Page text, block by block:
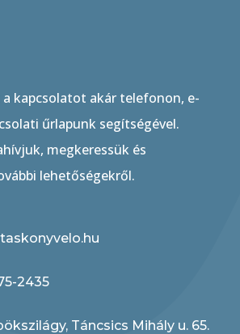
kapcsolatot akár telefonon, e-
űrlapunk segítségével.
megkeressük és
lehetőségekről.
2435
Táncsics Mihály u. 65.